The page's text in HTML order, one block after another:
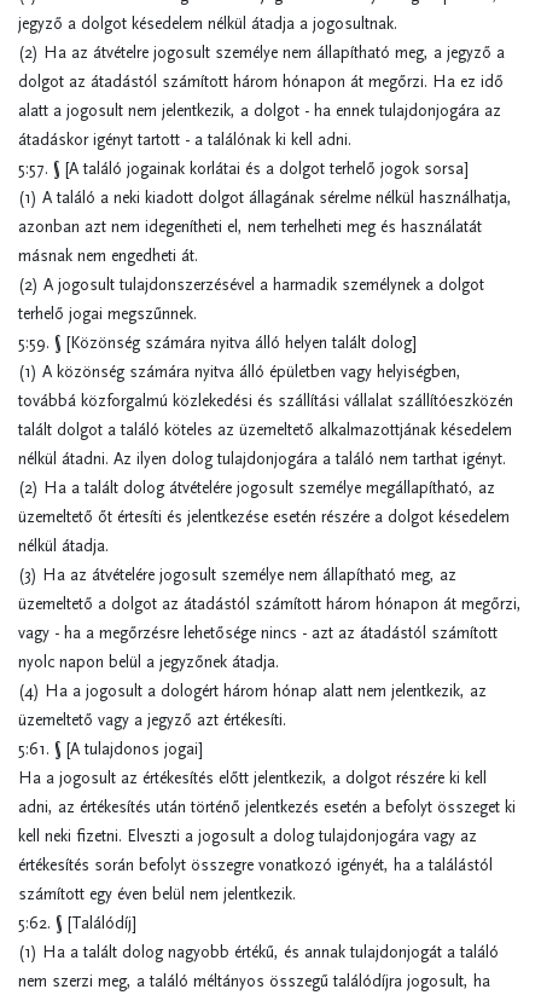
jegyző a dolgot késedelem nélkül átadja a jogosultnak.
(2) Ha az átvételre jogosult személye nem állapítható meg, a jegyző a
dolgot az átadástól számított három hónapon át megőrzi. Ha ez idő
alatt a jogosult nem jelentkezik, a dolgot - ha ennek tulajdonjogára az
átadáskor igényt tartott - a találónak ki kell adni.
5:57. § [A találó jogainak korlátai és a dolgot terhelő jogok sorsa]
(1) A találó a neki kiadott dolgot állagának sérelme nélkül használhatja,
azonban azt nem idegenítheti el, nem terhelheti meg és használatát
másnak nem engedheti át.
(2) A jogosult tulajdonszerzésével a harmadik személynek a dolgot
terhelő jogai megszűnnek.
5:59. § [Közönség számára nyitva álló helyen talált dolog]
(1) A közönség számára nyitva álló épületben vagy helyiségben,
továbbá közforgalmú közlekedési és szállítási vállalat szállítóeszközén
talált dolgot a találó köteles az üzemeltető alkalmazottjának késedelem
nélkül átadni. Az ilyen dolog tulajdonjogára a találó nem tarthat igényt.
(2) Ha a talált dolog átvételére jogosult személye megállapítható, az
üzemeltető őt értesíti és jelentkezése esetén részére a dolgot késedelem
nélkül átadja.
(3) Ha az átvételére jogosult személye nem állapítható meg, az
üzemeltető a dolgot az átadástól számított három hónapon át megőrzi,
vagy - ha a megőrzésre lehetősége nincs - azt az átadástól számított
nyolc napon belül a jegyzőnek átadja.
(4) Ha a jogosult a dologért három hónap alatt nem jelentkezik, az
üzemeltető vagy a jegyző azt értékesíti.
5:61. § [A tulajdonos jogai]
Ha a jogosult az értékesítés előtt jelentkezik, a dolgot részére ki kell
adni, az értékesítés után történő jelentkezés esetén a befolyt összeget ki
kell neki fizetni. Elveszti a jogosult a dolog tulajdonjogára vagy az
értékesítés során befolyt összegre vonatkozó igényét, ha a találástól
számított egy éven belül nem jelentkezik.
5:62. § [Találódíj]
(1) Ha a talált dolog nagyobb értékű, és annak tulajdonjogát a találó
nem szerzi meg, a találó méltányos összegű találódíjra jogosult, ha